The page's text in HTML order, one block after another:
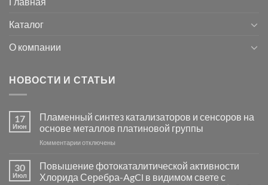
Каталог
О компании
НОВОСТИ И СТАТЬИ
17
Июн
Пламенный синтез катализаторов и сенсоров на
основе металлов платиновой группы
Комментариик
Пламенный
синтез
катализаторов
отключены
30
Июл
Повышение фотокаталитической активности
Хлорида Серебра-AgCl в видимом свете с